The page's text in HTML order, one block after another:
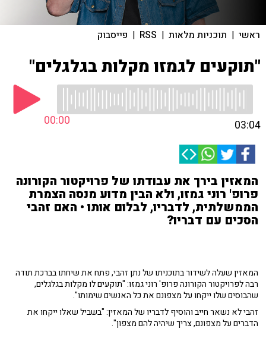
ראשי | תוכניות מלאות |
RSS
| פייסבוק
"תוקעים לגמזו מקלות בגלגלים"
00:00 03:04
המאזין בירך את עבודתו של פרויקטור הקורונה
פרופ' רוני גמזו, ולא הבין מדוע מנסה הצמרת
הממשלתית, לדבריו, לבלום אותו • האם זהבי
הסכים עם דבריו?
המאזין שעלה לשידור בתוכניתו של נתן זהבי, פתח את שיחתו בברכת תודה
רבה לפרויקטור הקורונה פרופ' רוני גמזו: "תוקעים לו מקלות בגלגלים,
שהבוסים שלו ייקחו על מצפונם את כל האנשים שימותו".
זהבי לא נשאר חייב והוסיף לדבריו של המאזין: "בשביל שאלו ייקחו את
הדברים על מצפונם, צריך שיהיה להם מצפון".